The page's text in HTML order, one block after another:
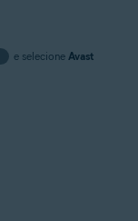
e selecione Avast